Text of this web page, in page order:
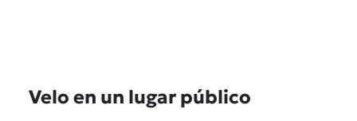
Velo en un lugar público